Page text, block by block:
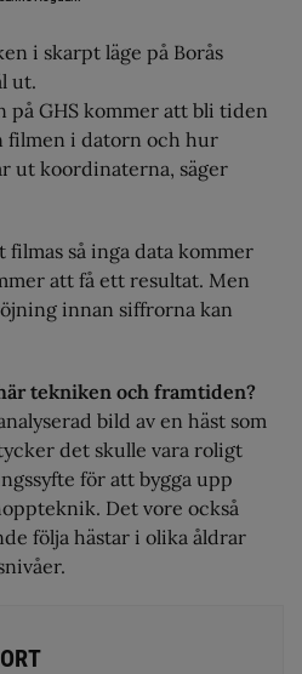
i skarpt läge på Borås
ut.
på GHS kommer att bli tiden
filmen i datorn och hur
ut koordinaterna, säger
filmas så inga data kommer
att få ett resultat. Men
innan siffrorna kan
tekniken och framtiden?
bild av en häst som
det skulle vara roligt
för att bygga upp
Det vore också
följa hästar i olika åldrar